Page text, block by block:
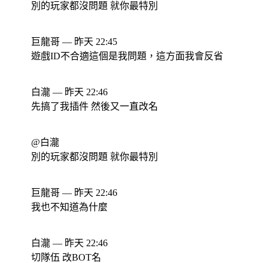
別的玩家都沒問題 就你最特別
巨龍哥 — 昨天 22:45
遊戲ID不合適這個是我問題，這方面我會反省
白瀧 — 昨天 22:46
先搞了我插件 然後又一直改名
@白瀧
別的玩家都沒問題 就你最特別
巨龍哥 — 昨天 22:46
我也不知道為什麼
白瀧 — 昨天 22:46
切隊伍 改BOT名